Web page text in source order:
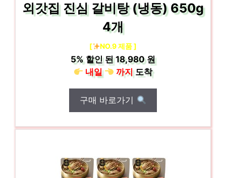
외갓집 진심 갈비탕 (냉동) 650g
4개
[ NO.9 제품 ]
5%할인 된18,980 원
내일
까지도착
구매 바로가기